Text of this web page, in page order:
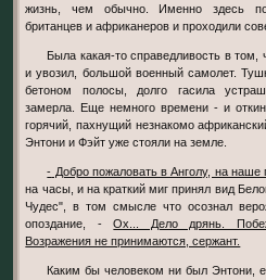
жизнь, чем обычно. Именно здесь
британцев и африканеров и проходили
Была какая-то справедливость в том, что назад Фэйт возвращал, как
и увозил, большой военный самолет.
бетоном полосы, долго гасила
замерла. Еще немного времени - и
горячий, пахнущий незнакомо
Энтони и Фэйт уже стояли на земле.
- Добро пожаловать в Анголу, на наше
на часы, и на краткий миг принял вид
Чудес", в том смысле что осознал
опоздание, -Ох... Дело дрянь.
Возражения не принимаются, сержант.
Каким бы человеком ни был Энтони, его достаточно уважали, чтобы